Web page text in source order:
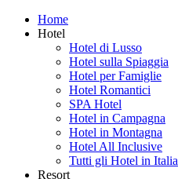
Home
Hotel
Hotel di Lusso
Hotel sulla Spiaggia
Hotel per Famiglie
Hotel Romantici
SPA Hotel
Hotel in Campagna
Hotel in Montagna
Hotel All Inclusive
Tutti gli Hotel in Italia
Resort